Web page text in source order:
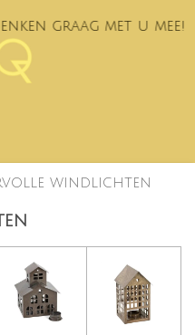
graag met u mee!
windlichten